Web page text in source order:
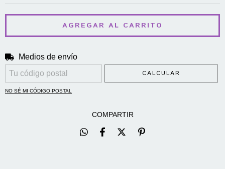
Entregas para el CP:
Medios de envío
CALCULAR
NO SÉ MI CÓDIGO POSTAL
COMPARTIR